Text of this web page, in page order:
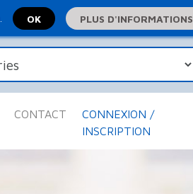
PLUS D'INFORMATIONS
CONTACT
CONNEXION /
INSCRIPTION